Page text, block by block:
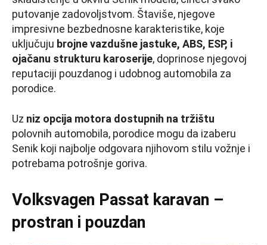
putovanje zadovoljstvom. Štaviše, njegove
impresivne bezbednosne karakteristike, koje
uključuju brojne vazdušne jastuke, ABS, ESP, i
ojačanu strukturu karoserije, doprinose njegovoj
reputaciji pouzdanog i udobnog automobila za
porodice.
Uz niz opcija motora dostupnih na tržištu
polovnih automobila, porodice mogu da izaberu
Senik koji najbolje odgovara njihovom stilu vožnje i
potrebama potrošnje goriva.
Volksvagen Passat karavan –
prostran i pouzdan